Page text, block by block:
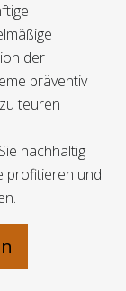
der
präventiv
teuren
nachhaltig
profitieren und